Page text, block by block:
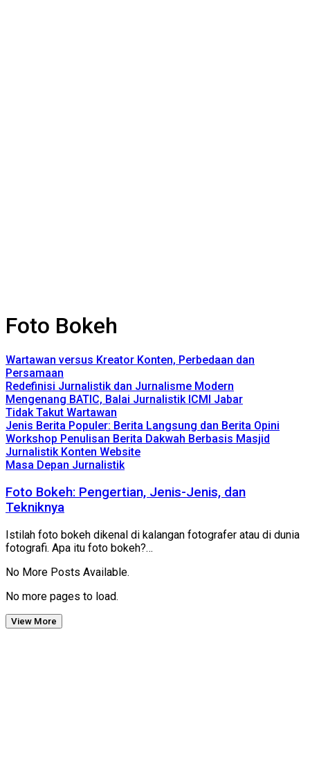
Foto Bokeh
Wartawan versus Kreator Konten, Perbedaan dan
Persamaan
Redefinisi Jurnalistik dan Jurnalisme Modern
Mengenang BATIC, Balai Jurnalistik ICMI Jabar
Tidak Takut Wartawan
Jenis Berita Populer: Berita Langsung dan Berita Opini
Workshop Penulisan Berita Dakwah Berbasis Masjid
Jurnalistik Konten Website
Masa Depan Jurnalistik
Foto Bokeh: Pengertian, Jenis-Jenis, dan
Tekniknya
Istilah foto bokeh dikenal di kalangan fotografer atau di dunia
fotografi. Apa itu foto bokeh?…
No More Posts Available.
No more pages to load.
View More